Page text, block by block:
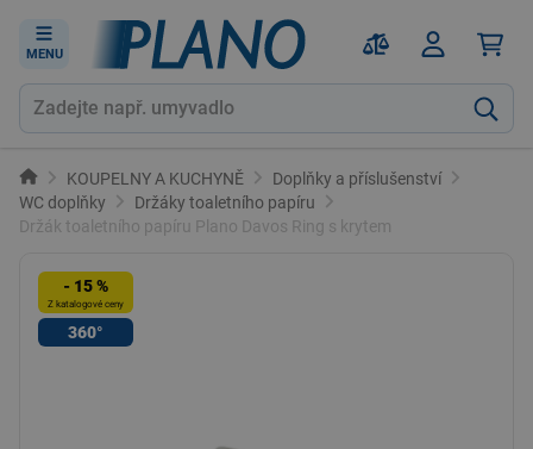
MENU
KOUPELNY A KUCHYNĚ
Doplňky a příslušenství
WC doplňky
Držáky toaletního papíru
Držák toaletního papíru Plano Davos Ring s krytem
- 15 %
Z katalogové ceny
360°